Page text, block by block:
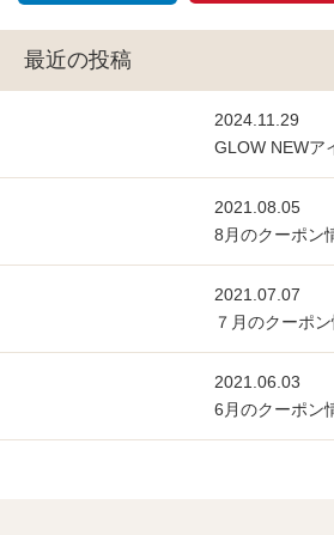
最近の投稿
2024.11.29
GLOW NEWア
2021.08.05
8月のクーポン
2021.07.07
７月のクーポ
2021.06.03
6月のクーポン